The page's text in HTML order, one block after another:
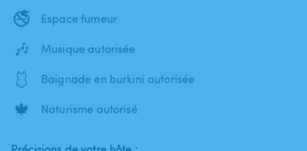
🚭 Espace fumeur
🎶 Musique autorisée
🩱 Baignade en burkini autorisée
🍁 Naturisme autorisé